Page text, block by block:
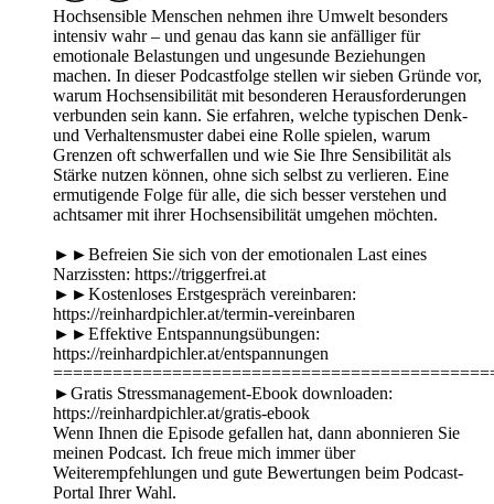
Hochsensible Menschen nehmen ihre Umwelt besonders
intensiv wahr – und genau das kann sie anfälliger für
emotionale Belastungen und ungesunde Beziehungen
machen. In dieser Podcastfolge stellen wir sieben Gründe vor,
warum Hochsensibilität mit besonderen Herausforderungen
verbunden sein kann. Sie erfahren, welche typischen Denk-
und Verhaltensmuster dabei eine Rolle spielen, warum
Grenzen oft schwerfallen und wie Sie Ihre Sensibilität als
Stärke nutzen können, ohne sich selbst zu verlieren. Eine
ermutigende Folge für alle, die sich besser verstehen und
achtsamer mit ihrer Hochsensibilität umgehen möchten.
►►Befreien Sie sich von der emotionalen Last eines
Narzissten: https://triggerfrei.at
►►Kostenloses Erstgespräch vereinbaren:
https://reinhardpichler.at/termin-vereinbaren
►►Effektive Entspannungsübungen:
https://reinhardpichler.at/entspannungen
►Gratis Stressmanagement-Ebook downloaden:
https://reinhardpichler.at/gratis-ebook
Wenn Ihnen die Episode gefallen hat, dann abonnieren Sie
meinen Podcast. Ich freue mich immer über
Weiterempfehlungen und gute Bewertungen beim Podcast-
Portal Ihrer Wahl.